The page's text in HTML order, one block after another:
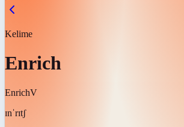
Kelime
Enrich
EnrichV
ɪnˈrɪtʃ